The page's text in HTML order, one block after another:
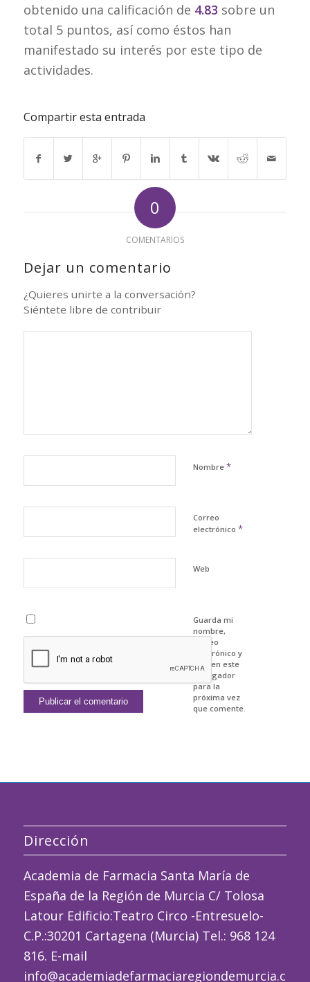
obtenido una calificación de 4.83 sobre un
total 5 puntos, así como éstos han
manifestado su interés por este tipo de
actividades.
Compartir esta entrada
0
COMENTARIOS
Dejar un comentario
¿Quieres unirte a la conversación?
Siéntete libre de contribuir
Nombre *
Correo
electrónico *
Web
Guarda mi
nombre,
correo
electrónico y
web en este
navegador
para la
próxima vez
que comente.
Dirección
Academia de Farmacia Santa María de
España de la Región de Murcia C/ Tolosa
Latour Edificio:Teatro Circo -Entresuelo-
C.P.:30201 Cartagena (Murcia) Tel.: 968 124
816. E-mail